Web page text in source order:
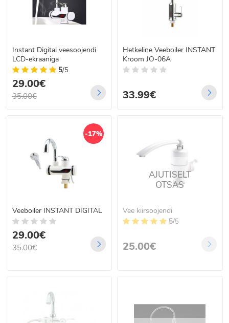
Instant Digital veesoojendi
LCD-ekraaniga
5/5
29.00€
35.00€
Hetkeline Veeboiler INSTANT
Kroom JO-06A
33.99€
-17%
Veeboiler INSTANT DIGITAL
29.00€
35.00€
AJUTISELT
OTSAS
Vee kiirsoojendi
5/5
25.00€